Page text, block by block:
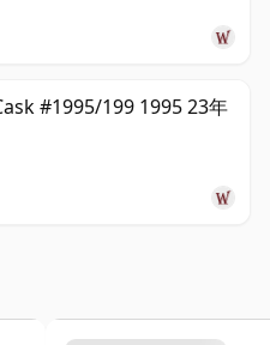
#1995/199 1995 23年